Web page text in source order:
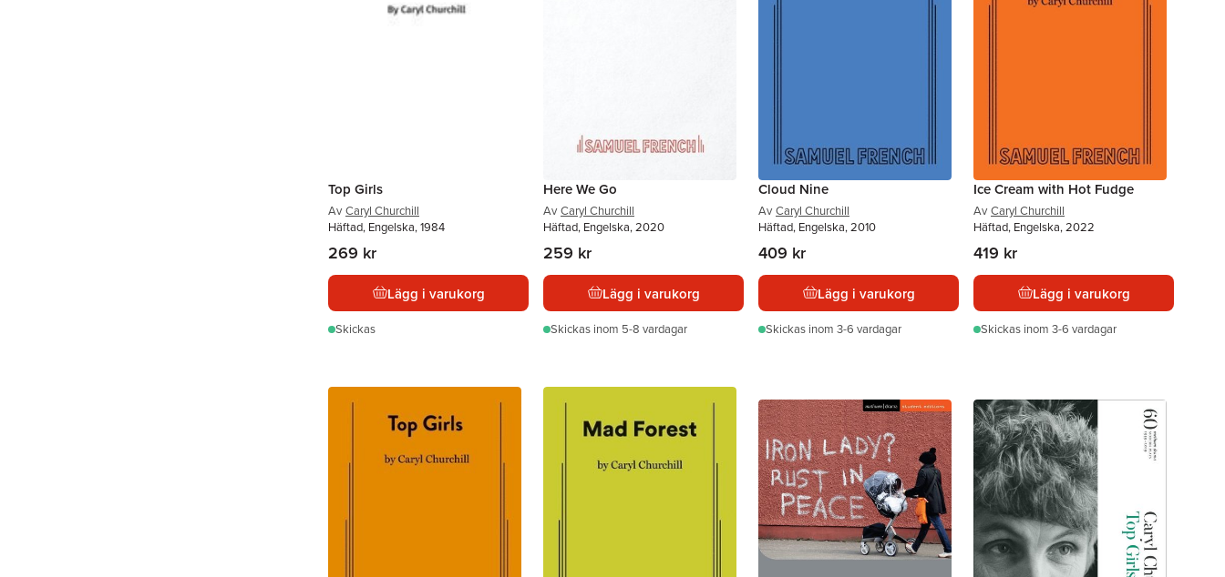
Top Girls
Av Caryl Churchill
Häftad, Engelska, 1984
269 kr
Lägg i varukorg
Skickas
Here We Go
Av Caryl Churchill
Häftad, Engelska, 2020
259 kr
Lägg i varukorg
Skickas inom 5-8 vardagar
Cloud Nine
Av Caryl Churchill
Häftad, Engelska, 2010
409 kr
Lägg i varukorg
Skickas inom 3-6 vardagar
Ice Cream with Hot Fudge
Av Caryl Churchill
Häftad, Engelska, 2022
419 kr
Lägg i varukorg
Skickas inom 3-6 vardagar